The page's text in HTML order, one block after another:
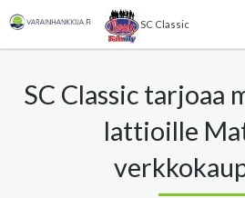
SC Classic
SC Classic tarjoaa
lattioille